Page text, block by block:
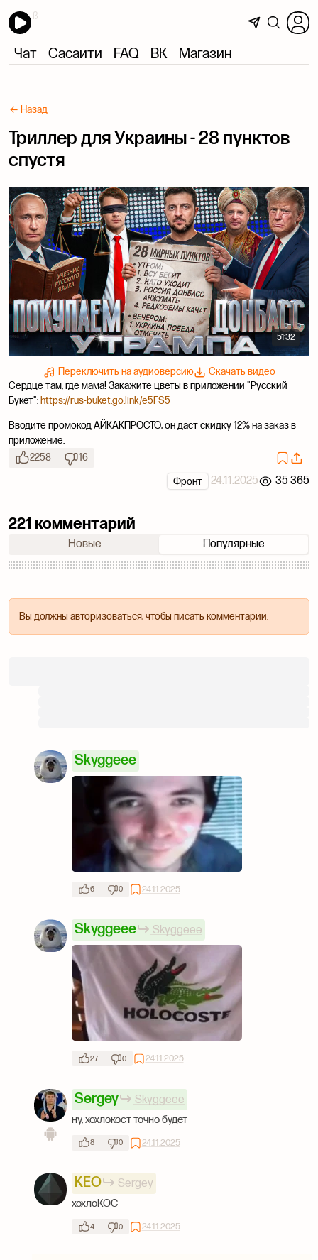
Чат Сасаити FAQ ВК Магазин
← Назад
Триллер для Украины - 28 пунктов
спустя
51:32
Переключить на аудиоверсию
Скачать видео
Сердце там, где мама! Закажите цветы в приложении "Русский
Букет": https://rus-buket.go.link/e5FS5
Вводите промокод АЙКАКПРОСТО, он даст скидку 12% на заказ в
приложение.
2258
16
24.11.2025 35 365
Фронт
221 комментарий
Новые Популярные
Вы должны авторизоваться, чтобы писать комментарии.
Skyggeee
6 0 24.11.2025
Skyggeee Skyggeee
27 0 24.11.2025
Sergey
Skyggeee
ну, хохлокост точно будет
8 0 24.11.2025
KEO
Sergey
хохлоКОС
4 0 24.11.2025